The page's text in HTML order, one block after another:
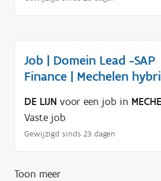
Job | Domein Lead -SAP
Finance | Mechelen
DE LIJN voor een job in
Vaste job
Gewijzigd sinds 23 dagen
Toon meer